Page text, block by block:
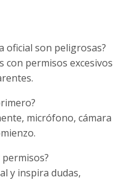
oficial son peligrosas?
con permisos excesivos
micrófono, cámara
y inspira dudas,